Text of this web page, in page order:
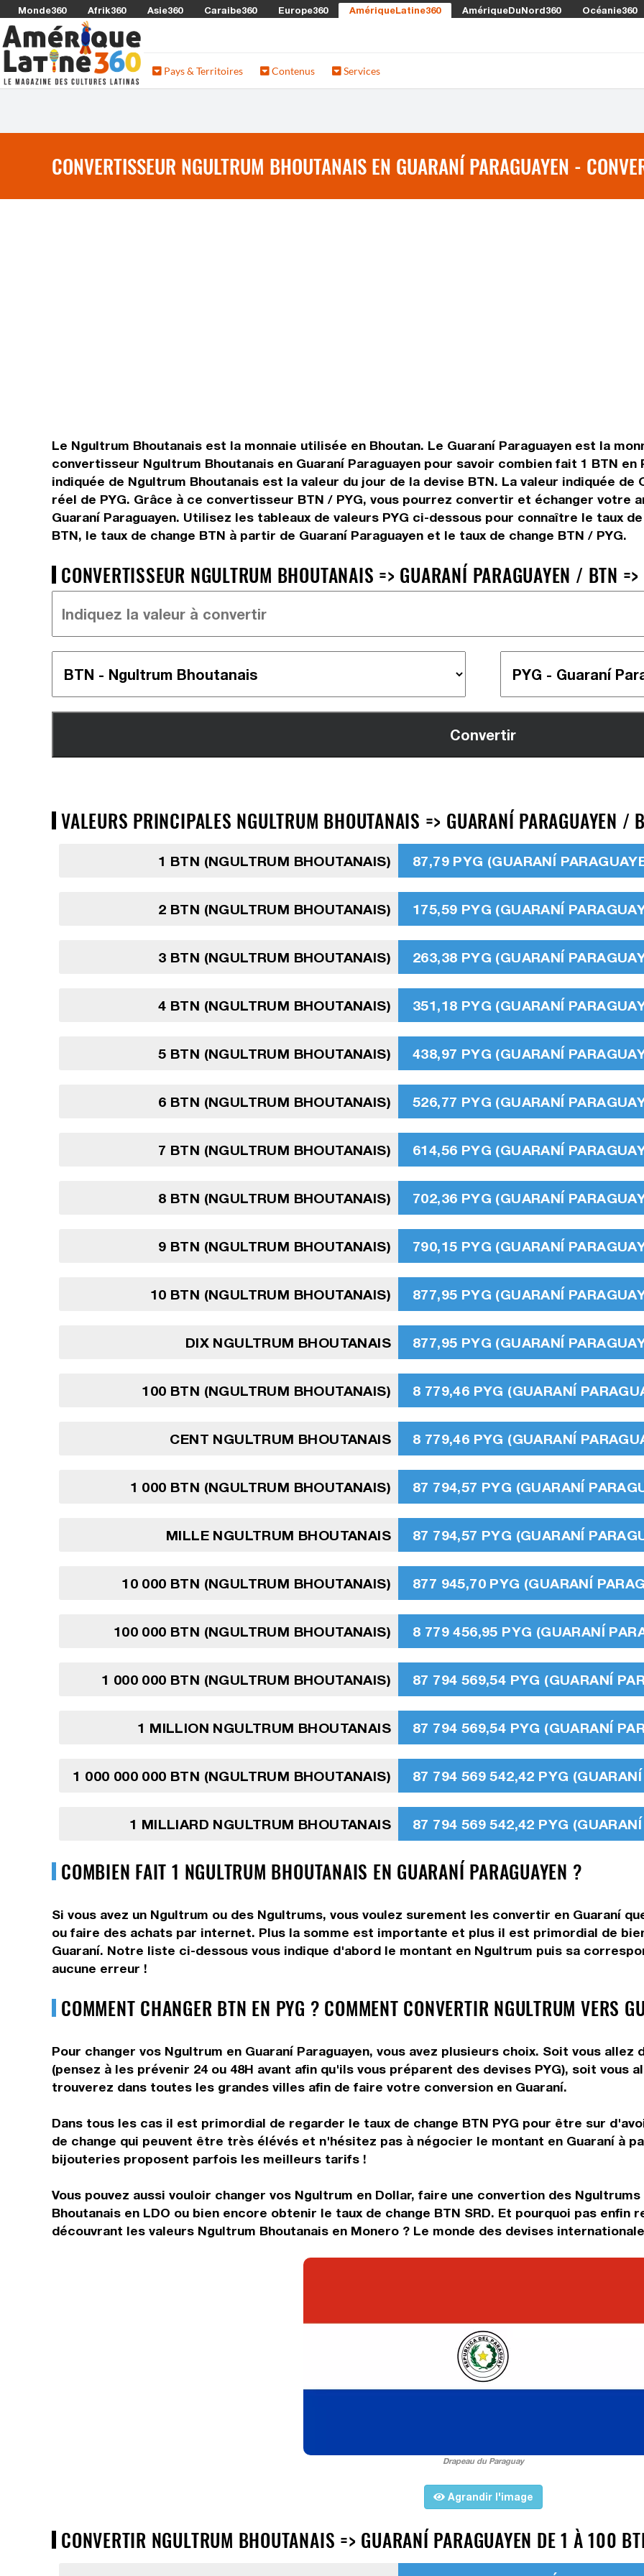
Monde360 Afrik360 Asie360 Caraibe360 Europe360 AmériqueLatine360 AmériqueDuNord360 Océanie360
Pays & Territoires Contenus Services
CONVERTISSEUR NGULTRUM BHOUTANAIS EN GUARANÍ PARAGUAYEN -
Le Ngultrum Bhoutanais est la monnaie utilisée en Bhoutan. Le Guaraní Paraguayen est la
convertisseur Ngultrum Bhoutanais en Guaraní Paraguayen pour savoir combien fait 1 BTN
indiquée de Ngultrum Bhoutanais est la valeur du jour de la devise BTN. La valeur indiquée de
réel de PYG. Grâce à ce convertisseur BTN / PYG, vous pourrez convertir et échanger votre
Guaraní Paraguayen. Utilisez les tableaux de valeurs PYG ci-dessous pour connaître le taux
BTN, le taux de change BTN à partir de Guaraní Paraguayen et le taux de change BTN / PYG.
CONVERTISSEUR NGULTRUM BHOUTANAIS => GUARANÍ PARAGUAYEN / BTN =>
VALEURS PRINCIPALES NGULTRUM BHOUTANAIS => GUARANÍ PARAGUAYEN /
1 BTN (NGULTRUM BHOUTANAIS) 87,79 PYG (GUARANÍ
2 BTN (NGULTRUM BHOUTANAIS) 175,59 PYG (GUARANÍ
3 BTN (NGULTRUM BHOUTANAIS) 263,38 PYG (GUARANÍ
4 BTN (NGULTRUM BHOUTANAIS) 351,18 PYG (GUARANÍ
5 BTN (NGULTRUM BHOUTANAIS) 438,97 PYG (GUARANÍ
6 BTN (NGULTRUM BHOUTANAIS) 526,77 PYG (GUARANÍ
7 BTN (NGULTRUM BHOUTANAIS) 614,56 PYG (GUARANÍ
8 BTN (NGULTRUM BHOUTANAIS) 702,36 PYG (GUARANÍ
9 BTN (NGULTRUM BHOUTANAIS) 790,15 PYG (GUARANÍ
10 BTN (NGULTRUM BHOUTANAIS) 877,95 PYG (GUARANÍ
DIX NGULTRUM BHOUTANAIS 877,95 PYG (GUARANÍ
100 BTN (NGULTRUM BHOUTANAIS) 8 779,46 PYG (GUARANÍ
CENT NGULTRUM BHOUTANAIS 8 779,46 PYG (GUARANÍ
1 000 BTN (NGULTRUM BHOUTANAIS) 87 794,57 PYG (GUARANÍ
MILLE NGULTRUM BHOUTANAIS 87 794,57 PYG (GUARANÍ
10 000 BTN (NGULTRUM BHOUTANAIS) 877 945,70 PYG (GUARANÍ
100 000 BTN (NGULTRUM BHOUTANAIS) 8 779 456,95 PYG (GUARANÍ
1 000 000 BTN (NGULTRUM BHOUTANAIS) 87 794 569,54 PYG (GUARANÍ
1 MILLION NGULTRUM BHOUTANAIS 87 794 569,54 PYG (GUARANÍ
1 000 000 000 BTN (NGULTRUM BHOUTANAIS) 87 794 569 542,42 PYG
1 MILLIARD NGULTRUM BHOUTANAIS 87 794 569 542,42 PYG
COMBIEN FAIT 1 NGULTRUM BHOUTANAIS EN GUARANÍ PARAGUAYEN ?
Si vous avez un Ngultrum ou des Ngultrums, vous voulez surement les convertir en Guaraní
ou faire des achats par internet. Plus la somme est importante et plus il est primordial de
Guaraní. Notre liste ci-dessous vous indique d'abord le montant en Ngultrum puis sa
aucune erreur !
COMMENT CHANGER BTN EN PYG ? COMMENT CONVERTIR NGULTRUM VERS
Pour changer vos Ngultrum en Guaraní Paraguayen, vous avez plusieurs choix. Soit vous
(pensez à les prévenir 24 ou 48H avant afin qu'ils vous préparent des devises PYG), soit vous
trouverez dans toutes les grandes villes afin de faire votre conversion en Guaraní.
Dans tous les cas il est primordial de regarder le taux de change BTN PYG pour être sur
de change qui peuvent être très élévés et n'hésitez pas à négocier le montant en Guaraní à
bijouteries proposent parfois les meilleurs tarifs !
Vous pouvez aussi vouloir changer vos Ngultrum en Dollar, faire une convertion des
Bhoutanais en LDO ou bien encore obtenir le taux de change BTN SRD. Et pourquoi pas
découvrant les valeurs Ngultrum Bhoutanais en Monero ? Le monde des devises
Drapeau du Paraguay
Agrandir l'image
CONVERTIR NGULTRUM BHOUTANAIS => GUARANÍ PARAGUAYEN DE 1 À 100